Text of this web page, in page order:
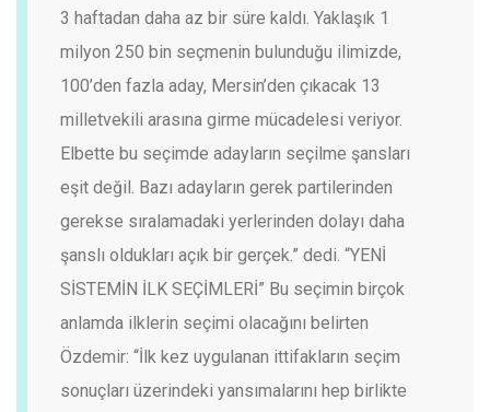
3 haftadan daha az bir süre kaldı. Yaklaşık 1
milyon 250 bin seçmenin bulunduğu ilimizde,
100’den fazla aday, Mersin’den çıkacak 13
milletvekili arasına girme mücadelesi veriyor.
Elbette bu seçimde adayların seçilme şansları
eşit değil. Bazı adayların gerek partilerinden
gerekse sıralamadaki yerlerinden dolayı daha
şanslı oldukları açık bir gerçek.” dedi. “YENİ
SİSTEMİN İLK SEÇİMLERİ” Bu seçimin birçok
anlamda ilklerin seçimi olacağını belirten
Özdemir: “İlk kez uygulanan ittifakların seçim
sonuçları üzerindeki yansımalarını hep birlikte